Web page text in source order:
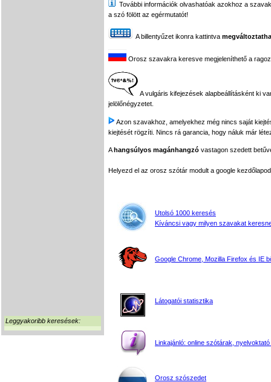
Leggyakoribb keresések:
További információk olvashatóak azokhoz a
a szó fölött az egérmutatót!
A billentyűzet ikonra kattintva
Orosz szavakra keresve megjeleníthető a
A vulgáris kifejezések alapbeállításként ki
jelölőnégyzetet.
Azon szavakhoz, amelyekhez még nincs saját
kiejtését rögzíti. Nincs rá garancia, hogy náluk már
Ahangsúlyos magánhangzó vastagon szedett
Helyezd el az orosz szótár modult a google
Utolsó 1000 keresés
Kíváncsi vagy milyen szavakat
Google Chrome, Mozilla Firefox és IE
Látogatói statisztika
Linkajánló: online szótárak, nyelvoktató
Orosz szószedet